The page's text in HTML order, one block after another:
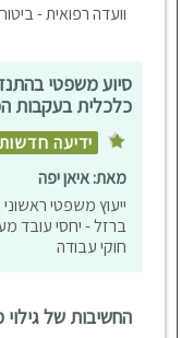
וועדה רפואית -
סיוע משפטי
כלכלית בעקבות
ידיעה חדשותית: 11/
מאת: איאן יפה
ייעוץ משפטי
ברזל - יחסי עובד
חוקי עבודה
החשיבות של